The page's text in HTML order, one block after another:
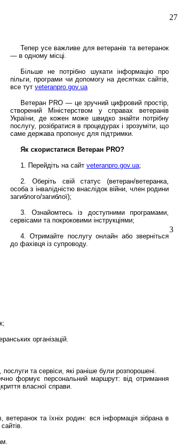
Тепер усе важливе для ветеранів та ветеранок
— в одному місці.
Більше не потрібно шукати інформацію про
пільги, програми чи допомогу на десятках сайтів,
все тут veteranpro.gov.ua
Ветеран PRO — це зручний цифровий простір,
створений Міністерством у справах ветеранів
України, де кожен може швидко знайти потрібну
послугу, розібратися в процедурах і зрозуміти, що
саме держава пропонує для підтримки.
Як скористатися Ветеран PRO?
1. Перейдіть на сайт veteranpro.gov.ua;
2. Оберіть свій статус (ветеран/ветеранка,
особа з інвалідністю внаслідок війни, член родини
загиблого/загиблої);
3. Ознайомтесь із доступними програмами,
сервісами та покроковими інструкціями;
4. Отримайте послугу онлайн або зверніться
до фахівця із супроводу.
організацій.
та сервіси, які раніше були розпорошені.
формує персональний маршрут: від отримання
власної справи.
ветеранок та їхніх родин: вся інформація зібрана в
27
3